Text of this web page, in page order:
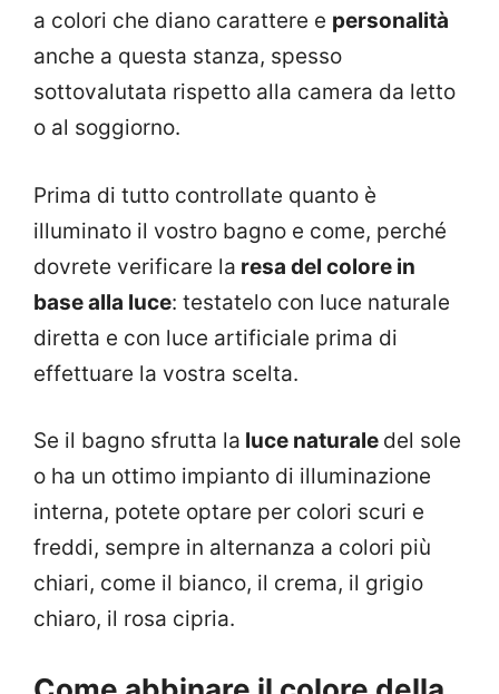
a colori che diano carattere e personalità
anche a questa stanza, spesso
sottovalutata rispetto alla camera da letto
o al soggiorno.
Prima di tutto controllate quanto è
illuminato il vostro bagno e come, perché
dovrete verificare la resa del colore in
base alla luce: testatelo con luce naturale
diretta e con luce artificiale prima di
effettuare la vostra scelta.
Se il bagno sfrutta la luce naturale del sole
o ha un ottimo impianto di illuminazione
interna, potete optare per colori scuri e
freddi, sempre in alternanza a colori più
chiari, come il bianco, il crema, il grigio
chiaro, il rosa cipria.